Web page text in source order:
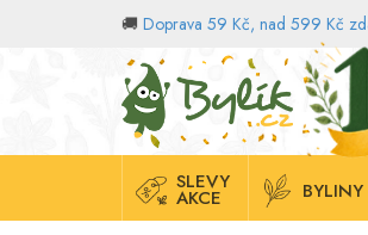
🚚 Doprava 59 Kč, nad 599 Kč
Domů
SLEVY
AKCE BYLINY